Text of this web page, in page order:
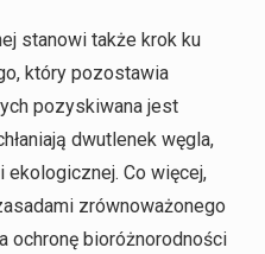
stanowi także krok ku
który pozostawia
pozyskiwana jest
dwutlenek węgla,
Co więcej,
zrównoważonego
ochronę bioróżnorodności